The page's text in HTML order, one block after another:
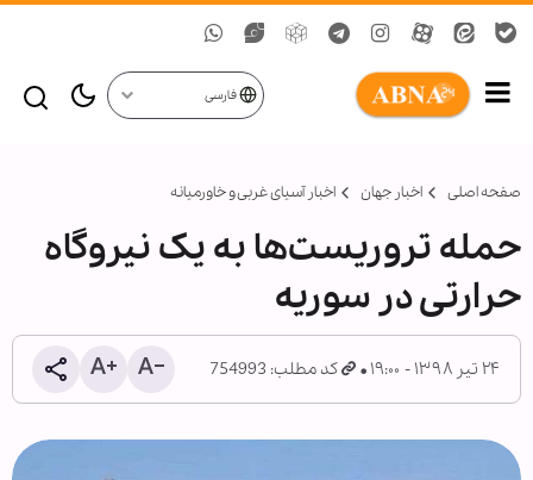
فارسی
صفحه اصلی اخبار جهان اخبار آسیای غربی و خاورمیانه
حمله تروریست‌ها به یک نیروگاه
حرارتی در سوریه
۲۴ تیر ۱۳۹۸ - ۱۹:۰۰ کد مطلب: 754993